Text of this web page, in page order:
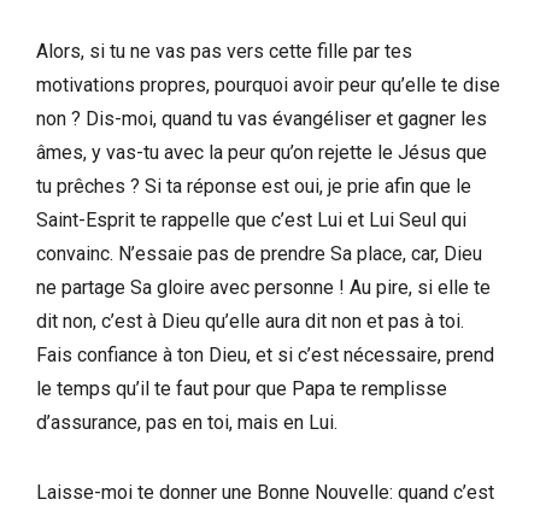
Alors, si tu ne vas pas vers cette fille par tes
motivations propres, pourquoi avoir peur qu’elle te dise
non ? Dis-moi, quand tu vas évangéliser et gagner les
âmes, y vas-tu avec la peur qu’on rejette le Jésus que
tu prêches ? Si ta réponse est oui, je prie afin que le
Saint-Esprit te rappelle que c’est Lui et Lui Seul qui
convainc. N’essaie pas de prendre Sa place, car, Dieu
ne partage Sa gloire avec personne ! Au pire, si elle te
dit non, c’est à Dieu qu’elle aura dit non et pas à toi.
Fais confiance à ton Dieu, et si c’est nécessaire, prend
le temps qu’il te faut pour que Papa te remplisse
d’assurance, pas en toi, mais en Lui.
Laisse-moi te donner une Bonne Nouvelle: quand c’est